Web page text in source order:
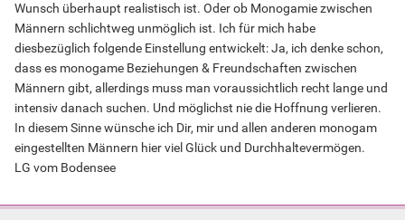
Wunsch überhaupt realistisch ist. Oder ob Monogamie zwischen
Männern schlichtweg unmöglich ist. Ich für mich habe
diesbezüglich folgende Einstellung entwickelt: Ja, ich denke schon,
dass es monogame Beziehungen & Freundschaften zwischen
Männern gibt, allerdings muss man voraussichtlich recht lange und
intensiv danach suchen. Und möglichst nie die Hoffnung verlieren.
In diesem Sinne wünsche ich Dir, mir und allen anderen monogam
eingestellten Männern hier viel Glück und Durchhaltevermögen.
LG vom Bodensee